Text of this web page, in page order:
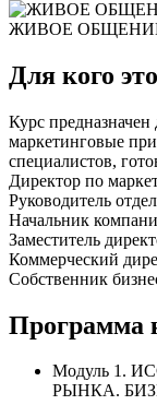
ЖИВОЕ
Для кого
Курс
маркетинговые
специалистов,
Директор по
Руководитель
Начальник
Заместитель
Коммерческий
Собственник
Программа
Модуль 1.
РЫНКА.